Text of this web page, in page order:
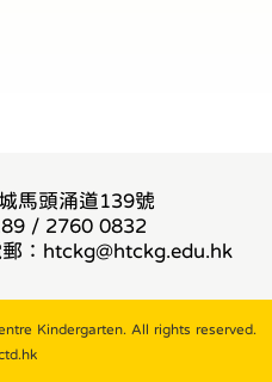
馬頭涌道139號
/ 2760 0832
： htckg@htckg.edu.hk
Kindergarten. All rights reserved.